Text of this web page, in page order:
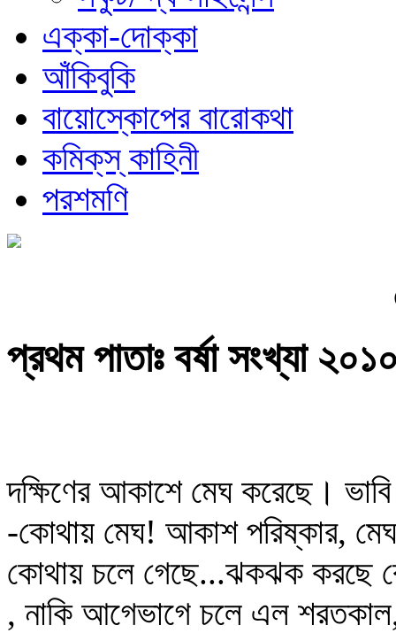
এক্কা-দোক্কা
আঁকিবুকি
বায়োস্কোপের বারোকথা
কমিক্‌স্‌ কাহিনী
পরশমণি
প্রথম পাতাঃ বর্ষা সংখ্যা
দক্ষিণের আকাশে মেঘ করেছে।
-কোথায় মেঘ! আকাশ পরিষ্কার,
কোথায় চলে গেছে...ঝকঝক করছে
, নাকি আগেভাগে চলে এল